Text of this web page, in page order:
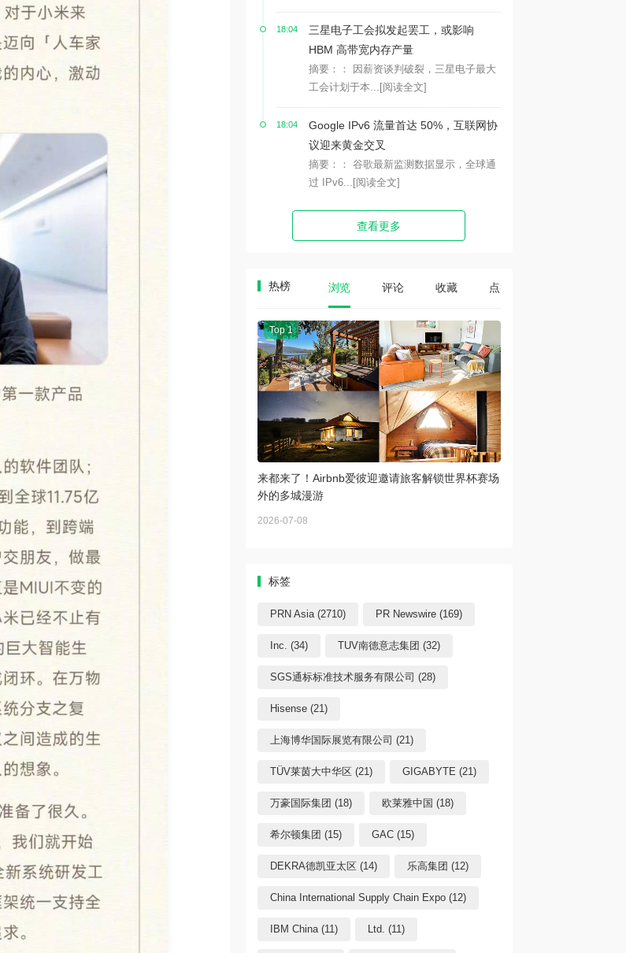
18:04
三星电子工会拟发起罢工，或影响
HBM 高带宽内存产量
摘要：： 因薪资谈判破裂，三星电子最大
工会计划于本... [阅读全文]
18:04
Google IPv6 流量首达 50%，互联网协
议迎来黄金交叉
摘要：： 谷歌最新监测数据显示，全球通
过 IPv6... [阅读全文]
查看更多
热榜 浏览 评论 收藏 点赞
Top 1
来都来了！Airbnb爱彼迎邀请旅客解锁世界杯赛场
外的多城漫游
2026-07-08
标签
PRN Asia (2710) PR Newswire (169)
Inc. (34) TUV南德意志集团 (32)
SGS通标标准技术服务有限公司 (28)
Hisense (21)
上海博华国际展览有限公司 (21)
TÜV莱茵大中华区 (21) GIGABYTE (21)
万豪国际集团 (18) 欧莱雅中国 (18)
希尔顿集团 (15) GAC (15)
DEKRA德凯亚太区 (14) 乐高集团 (12)
China International Supply Chain Expo (12)
IBM China (11) Ltd. (11)